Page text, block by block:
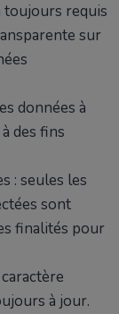
toujours requis
sur
données à
des fins
: seules les
sont
finalités pour
à jour.